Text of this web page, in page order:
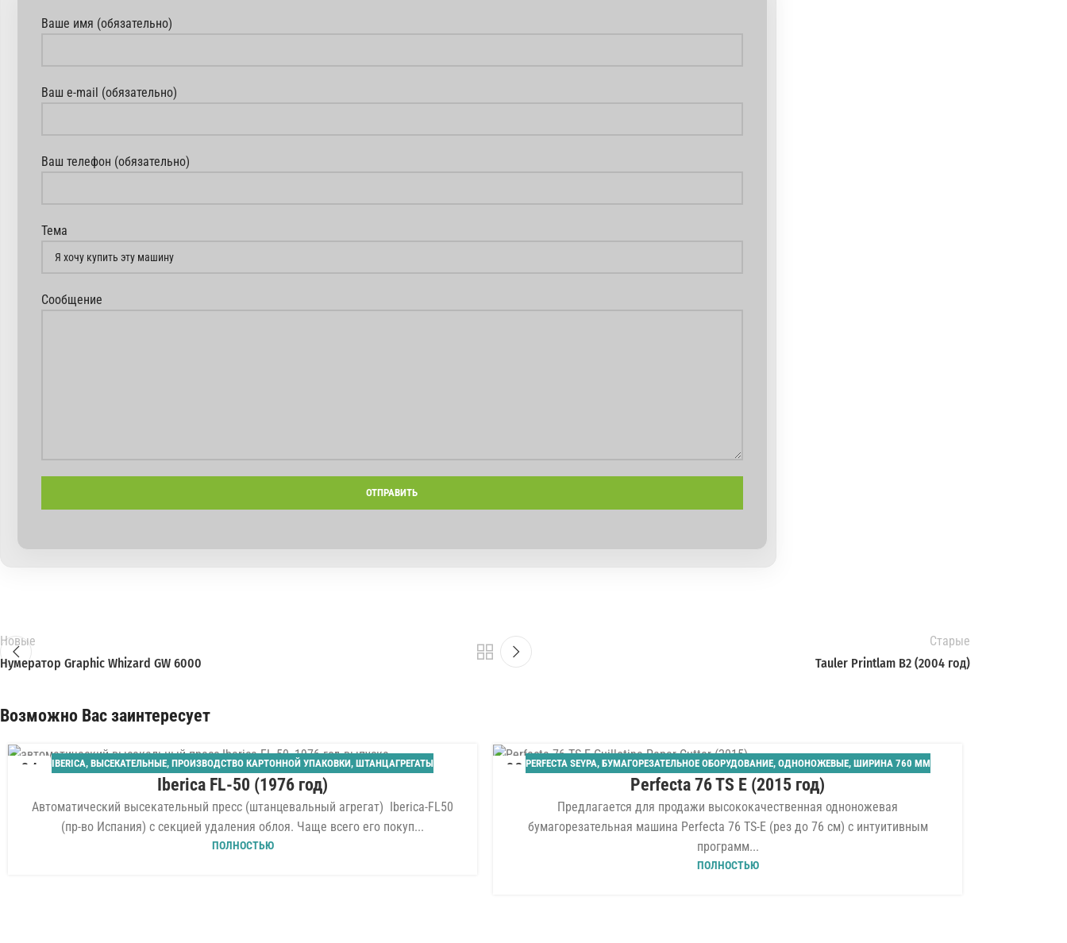
Ваше имя (обязательно)
Ваш e-mail (обязательно)
Ваш телефон (обязательно)
Тема
Сообщение
Новые
Нумератор Graphic Whizard GW 6000
Старые
Tauler Printlam B2 (2004 год)
Возможно Вас заинтересует
04 IBERICA, ВЫСЕКАТЕЛЬНЫЕ, ПРОИЗВОДСТВО КАРТОННОЙ УПАКОВКИ, ШТАНЦАГРЕГАТЫ
Iberica FL-50 (1976 год)
Автоматический высекательный пресс (штанцевальный агрегат) Iberica-FL50
(пр-во Испания) с секцией удаления облоя. Чаще всего его покуп...
ПОЛНОСТЬЮ
02 PERFECTA SEYPA, БУМАГОРЕЗАТЕЛЬНОЕ ОБОРУДОВАНИЕ, ОДНОНОЖЕВЫЕ, ШИРИНА 760 ММ
Perfecta 76 TS E (2015 год)
Предлагается для продажи высококачественная одноножевая
бумагорезательная машина Perfecta 76 TS-E (рез до 76 см) с интуитивным
программ...
ПОЛНОСТЬЮ